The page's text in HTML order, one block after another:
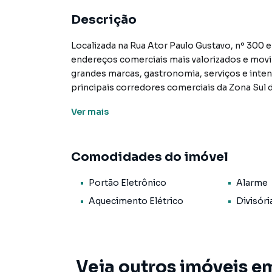
Descrição
Localizada na Rua Ator Paulo Gustavo, nº 300 em Icaraí, esta loja está posicionada em um dos
endereços comerciais mais valorizados e
grandes marcas, gastronomia, serviços e
principais corredores comerciais da Zona Sul
A região apresenta renda familiar estimada
e 59 anos, perfil altamente consumidor e com
POR QUE INVESTIR NESTE PONTO
comércio especializado.
Ver mais
Comodidades do imóvel
Portão Eletrônico Alarme
Aquecimento Elétrico
Veja outros imóveis